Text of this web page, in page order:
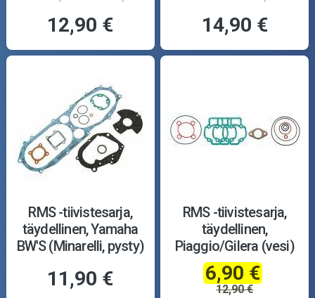
12,90 €
vesi)
14,90 €
RMS -tiivistesarja,
täydellinen, Yamaha
BW'S (Minarelli, pysty)
11,90 €
RMS -tiivistesarja,
täydellinen,
Piaggio/Gilera (vesi)
6,90 €
12,90 €